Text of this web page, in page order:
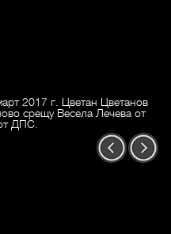
2017 г. Цветан Цветанов
срещу Весела Лечева от
ДПС.